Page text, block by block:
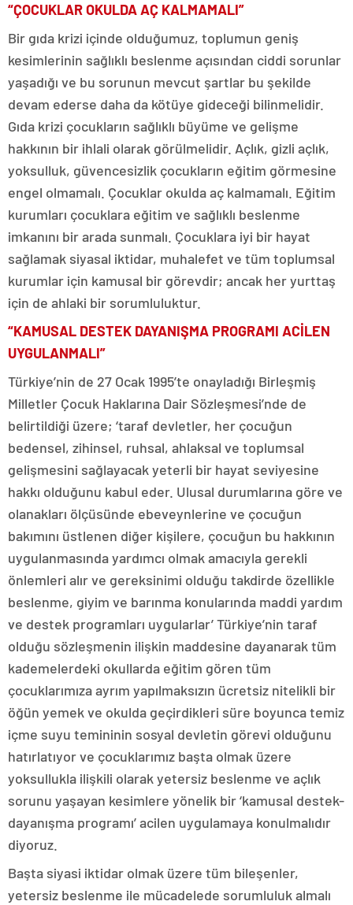
“ÇOCUKLAR OKULDA AÇ KALMAMALI”
Bir gıda krizi içinde olduğumuz, toplumun geniş
kesimlerinin sağlıklı beslenme açısından ciddi sorunlar
yaşadığı ve bu sorunun mevcut şartlar bu şekilde
devam ederse daha da kötüye gideceği bilinmelidir.
Gıda krizi çocukların sağlıklı büyüme ve gelişme
hakkının bir ihlali olarak görülmelidir. Açlık, gizli açlık,
yoksulluk, güvencesizlik çocukların eğitim görmesine
engel olmamalı. Çocuklar okulda aç kalmamalı. Eğitim
kurumları çocuklara eğitim ve sağlıklı beslenme
imkanını bir arada sunmalı. Çocuklara iyi bir hayat
sağlamak siyasal iktidar, muhalefet ve tüm toplumsal
kurumlar için kamusal bir görevdir; ancak her yurttaş
için de ahlaki bir sorumluluktur.
“KAMUSAL DESTEK DAYANIŞMA PROGRAMI ACİLEN
UYGULANMALI”
Türkiye’nin de 27 Ocak 1995’te onayladığı Birleşmiş
Milletler Çocuk Haklarına Dair Sözleşmesi’nde de
belirtildiği üzere; ‘taraf devletler, her çocuğun
bedensel, zihinsel, ruhsal, ahlaksal ve toplumsal
gelişmesini sağlayacak yeterli bir hayat seviyesine
hakkı olduğunu kabul eder. Ulusal durumlarına göre ve
olanakları ölçüsünde ebeveynlerine ve çocuğun
bakımını üstlenen diğer kişilere, çocuğun bu hakkının
uygulanmasında yardımcı olmak amacıyla gerekli
önlemleri alır ve gereksinimi olduğu takdirde özellikle
beslenme, giyim ve barınma konularında maddi yardım
ve destek programları uygularlar’ Türkiye’nin taraf
olduğu sözleşmenin ilişkin maddesine dayanarak tüm
kademelerdeki okullarda eğitim gören tüm
çocuklarımıza ayrım yapılmaksızın ücretsiz nitelikli bir
öğün yemek ve okulda geçirdikleri süre boyunca temiz
içme suyu temininin sosyal devletin görevi olduğunu
hatırlatıyor ve çocuklarımız başta olmak üzere
yoksullukla ilişkili olarak yetersiz beslenme ve açlık
sorunu yaşayan kesimlere yönelik bir ‘kamusal destek-
dayanışma programı’ acilen uygulamaya konulmalıdır
diyoruz.
Başta siyasi iktidar olmak üzere tüm bileşenler,
yetersiz beslenme ile mücadelede sorumluluk almalı